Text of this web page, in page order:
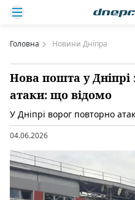
Головна Новини Дніпра
Нова пошта у Дніпрі
атаки: що відомо
У Дніпрі ворог повторно
04.06.2026